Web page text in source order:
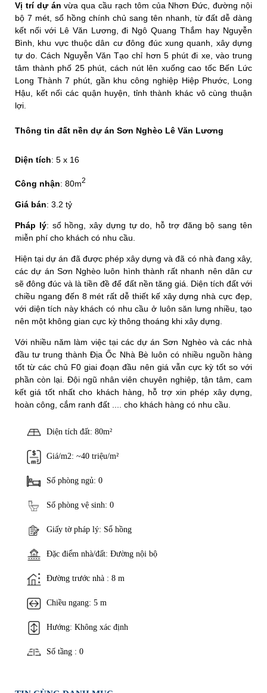
Vị trí dự án vừa qua cầu rạch tôm của Nhơn Đức, đường nội
bộ 7 mét, sổ hồng chính chủ sang tên nhanh, từ đất dễ dàng
kết nối với Lê Văn Lương, đi Ngô Quang Thắm hay Nguyễn
Bình, khu vực thuộc dân cư đông đúc xung quanh, xây dựng
tự do. Cách Nguyễn Văn Tạo chỉ hơn 5 phút đi xe, vào trung
tâm thành phố 25 phút, cách nút lên xuống cao tốc Bến Lức
Long Thành 7 phút, gần khu công nghiệp Hiệp Phước, Long
Hậu, kết nối các quận huyện, tỉnh thành khác vô cùng thuận
lợi.
Thông tin đất nền dự án Sơn Nghèo Lê Văn Lương
Diện tích: 5 x 16
Công nhận: 80m2
Giá bán: 3.2 tỷ
Pháp lý: sổ hồng, xây dựng tự do, hỗ trợ đăng bộ sang tên
miễn phí cho khách có nhu cầu.
Hiện tại dự án đã được phép xây dựng và đã có nhà đang xây,
các dự án Sơn Nghèo luôn hình thành rất nhanh nên dân cư
sẽ đông đúc và là tiền đề để đất nền tăng giá. Diện tích đất với
chiều ngang đến 8 mét rất dễ thiết kế xây dựng nhà cực đẹp,
với diện tích này khách có nhu cầu ở luôn săn lưng nhiều, tạo
nên một không gian cực kỳ thông thoáng khi xây dựng.
Với nhiều năm làm việc tại các dự án Sơn Nghèo và các nhà
đầu tư trung thành Địa Ốc Nhà Bè luôn có nhiều nguồn hàng
tốt từ các chủ F0 giai đoạn đầu nên giá vẫn cực kỳ tốt so với
phần còn lại. Đội ngũ nhân viên chuyên nghiệp, tận tâm, cam
kết giá tốt nhất cho khách hàng, hỗ trợ xin phép xây dựng,
hoàn công, cắm ranh đất .... cho khách hàng có nhu cầu.
Diện tích đất: 80m²
Giá/m2: ~40 triệu/m²
Số phòng ngủ: 0
Số phòng vệ sinh: 0
Giấy tờ pháp lý: Sổ hồng
Đặc điểm nhà/đất: Đường nội bộ
Đường trước nhà : 8 m
Chiều ngang: 5 m
Hướng: Không xác định
Số tầng : 0